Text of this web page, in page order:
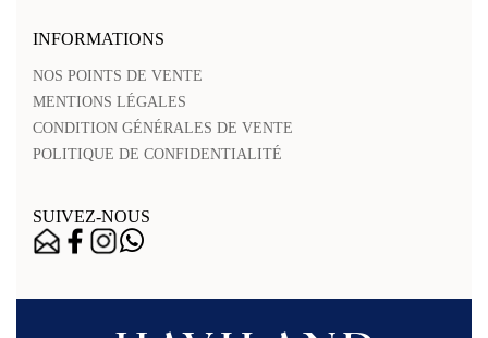
INFORMATIONS
NOS POINTS DE VENTE
MENTIONS LÉGALES
CONDITION GÉNÉRALES DE VENTE
POLITIQUE DE CONFIDENTIALITÉ
SUIVEZ-NOUS